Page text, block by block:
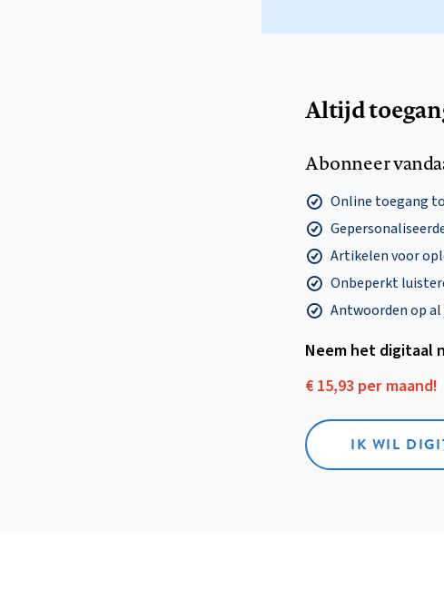
Altijd
Abonneer
Online toegang
Artikelen voor
Onbeperkt
Antwoorden op al
Neem het digitaal
€ 15,93 per maand!
IK WIL